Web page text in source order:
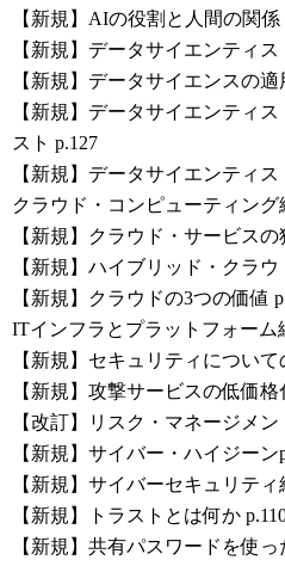
【新規】AIの役割と人間の関係
【新規】データサイエンティス
【新規】データサイエンスの適
【新規】データサイエンティ
スト p.127
【新規】データサイエンティス
クラウド・コンピューティング
【新規】クラウド・サービスの
【新規】ハイブリッド・クラ
【新規】クラウドの3つの価値
ITインフラとプラットフォーム
【新規】セキュリティについ
【新規】攻撃サービスの低価
【改訂】リスク・マネージメ
【新規】サイバー・ハイジーン
【新規】サイバーセキュリテ
【新規】トラストとは何か
【新規】共有パスワードを使